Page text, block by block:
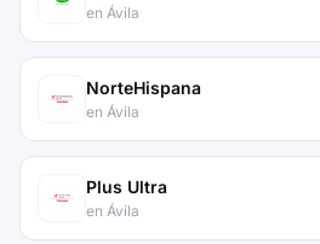
en Ávila
NorteHispana
en Ávila
Plus Ultra
en Ávila